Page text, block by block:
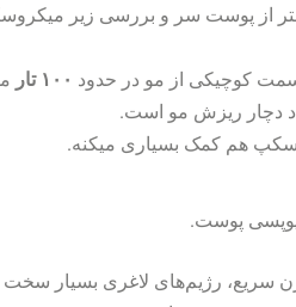
با برداشت ۴ میلیمتر از پوست سر و بررسی
کوچیکی از مو در حدود ۱۰۰ تار
دچار ریزش مو است.
هم کمک بسیاری میکنه.
پوست.
سریع، رژیم‌های لاغری بسیار سخت